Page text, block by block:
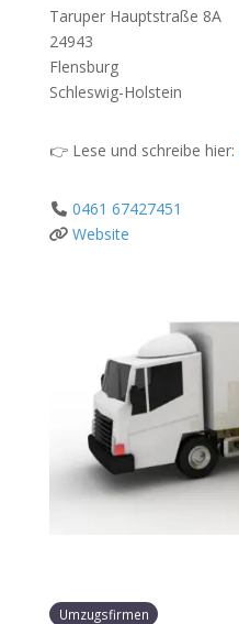
Taruper Hauptstraße 8A
24943
Flensburg
Schleswig-Holstein
👉 Lese und schreibe hier:
0461 67427451
Website
Umzugsfirmen